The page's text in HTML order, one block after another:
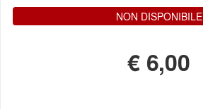
NON DISPONIBILE
€ 6,00